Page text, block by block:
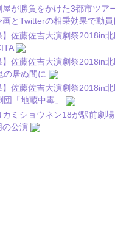
屋が勝負をかけた3都市ツア
画とTwitterの相乗効果で動
】佐藤佐吉大演劇祭2018in
】佐藤佐吉大演劇祭2018in
の居ぬ間に
】佐藤佐吉大演劇祭2018in
「地蔵中毒」
カミショウネン18が駅前劇
の公演